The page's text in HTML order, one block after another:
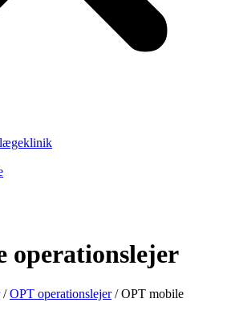
operationslejer
/OPT operationslejer/ OPT mobile